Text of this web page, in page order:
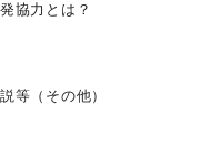
協力とは？
等（その他）